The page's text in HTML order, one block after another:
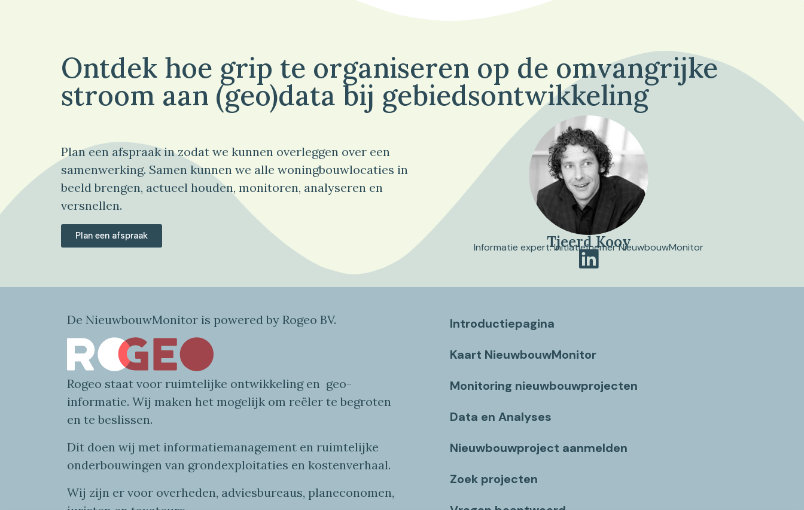
Ontdek hoe grip te organiseren op de omvangrijke
stroom aan (geo)data bij gebiedsontwikkeling
Plan een afspraak in zodat we kunnen overleggen over een
samenwerking. Samen kunnen we alle woningbouwlocaties in
beeld brengen, actueel houden, monitoren, analyseren en
versnellen.
Plan een afspraak Tjeerd Kooy
Informatie expert. Initiatiefnemer NieuwbouwMonitor
De NieuwbouwMonitor is powered by Rogeo BV.
Rogeo staat voor ruimtelijke ontwikkeling en geo-
informatie. Wij maken het mogelijk om reëler te begroten
en te beslissen.
Dit doen wij met informatiemanagement en ruimtelijke
onderbouwingen van grondexploitaties en kostenverhaal.
Wij zijn er voor overheden, adviesbureaus, planeconomen,
Introductiepagina
Kaart NieuwbouwMonitor
Monitoring nieuwbouwprojecten
Data en Analyses
Nieuwbouwproject aanmelden
Zoek projecten